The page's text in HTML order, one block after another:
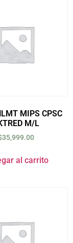
MIPS CPSC
M/L
35,999.00
al carrito